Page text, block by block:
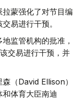
蒙强化了对节目编
易进行干预。
监管机构的批准，
交易进行干预，并
（David Ellison）
体育大臣南迪